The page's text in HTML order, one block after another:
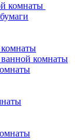
комнаты
комнаты
комнаты